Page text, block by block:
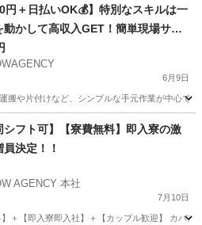
円＋日払いOK💰】特別なスキルは一
動かして高収入GET！簡単現場サポ
6月9日
搬や片付けなど、シンプルな手元作業が中心で
シフト可】【寮費無料】即入寮の激
決定！！
AGENCY 本社
7月10日
＋【即入寮即入社】＋【カップル歓迎】 カバ